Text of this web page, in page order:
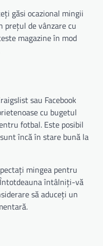
găsi ocazional mingii
prețul de vânzare cu
magazine în mod
sau Facebook
cu bugetul
fotbal. Este posibil
încă în stare bună la
mingea pentru
întâlniți-vă
să aduceți un